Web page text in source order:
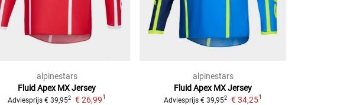
alpinestars
Fluid Apex MX Jersey
Adviesprijs € 39,952 € 26,991
alpinestars
Fluid Apex MX Jersey
Adviesprijs € 39,952 € 34,251